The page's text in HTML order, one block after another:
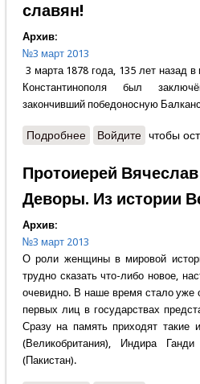
славян!
Архив:
№3 март 2013
3 марта 1878 года, 135 лет назад
Константинополя был
закончивший победоносную
Подробнеео Александр
Войдите чтобы
Протоиерей
Деворы. Из истории
Архив:
№3 март 2013
О роли женщины в мировой
трудно сказать что-либо новое,
очевидно. В наше время стало уже
первых лиц в государствах
Сразу на память приходят такие
(Великобритания), Индира
(Пакистан).